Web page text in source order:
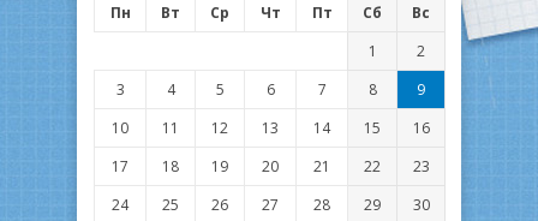
Пн
Вт Ср Чт Пт Сб
Вс
1
2
3
4 5 6 7 8
9
10
11 12 13 14 15
16
17
18 19 20 21 22
23
24
25 26 27 28 29
30